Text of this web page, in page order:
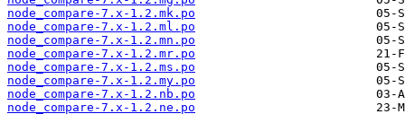
node_compare-7.x-1.2.mk.po
node_compare-7.x-1.2.ml.po
node_compare-7.x-1.2.mn.po
node_compare-7.x-1.2.mr.po
node_compare-7.x-1.2.ms.po
node_compare-7.x-1.2.my.po
node_compare-7.x-1.2.nb.po
node_compare-7.x-1.2.ne.po